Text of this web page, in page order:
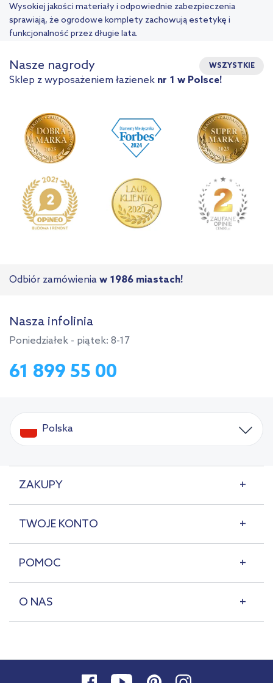
Wysokiej jakości materiały i odpowiednie zabezpieczenia
sprawiają, że ogrodowe komplety zachowują estetykę i
funkcjonalność przez długie lata.
Nasze nagrody WSZYSTKIE
Sklep z wyposażeniem łazienek nr 1 w Polsce!
Odbiór zamówienia w 1986 miastach!
Nasza infolinia
Poniedziałek - piątek: 8-17
61 899 55 00
Polska
ZAKUPY
TWOJE KONTO
POMOC
O NAS